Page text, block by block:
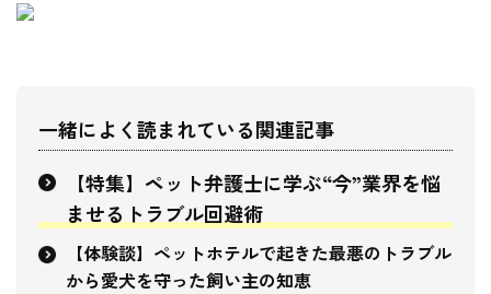
一緒によく読まれている関連記事
【特集】ペット弁護士に学ぶ“今”業界を悩
ませるトラブル回避術
【体験談】ペットホテルで起きた最悪のトラブル
から愛犬を守った飼い主の知恵